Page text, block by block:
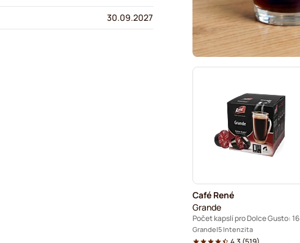
Café René
Grande
Počet kapslí pro Dolce Gusto: 16
Grande 5 Intenzita
30.09.2027